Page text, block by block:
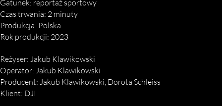
Gatunek: reportaż sportowy
Czas trwania: 2 minuty
Produkcja: Polska
Rok produkcji: 2023
Reżyser: Jakub Klawikowski
Operator: Jakub Klawikowski
Producent: Jakub Klawikowski, Dorota Schleiss
Klient: DJI